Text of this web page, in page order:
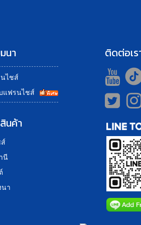
นา
ไชส์
แฟรนไชส์
นค้า
นี
นา
ติดต่อเร